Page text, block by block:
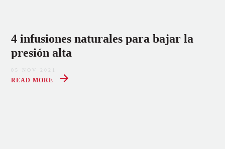
4 infusiones naturales para bajar la
presión alta
05 NOV 2021
READ MORE